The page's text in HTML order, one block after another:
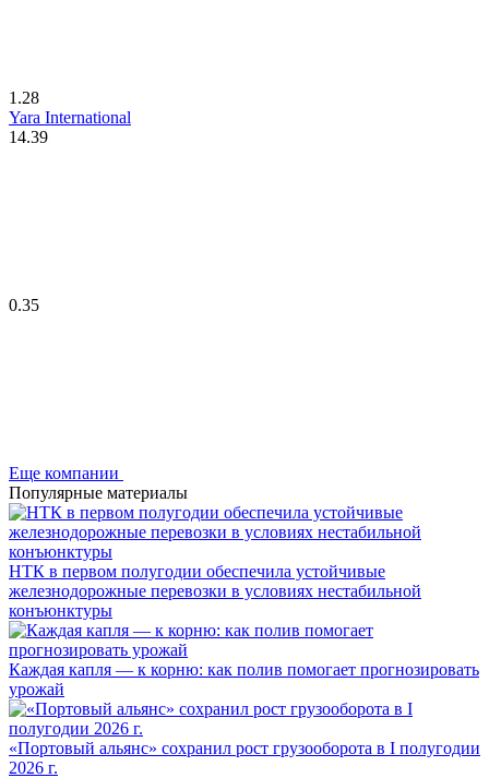
1.28
Yara International
14.39
0.35
Еще компании
Популярные материалы
НТК в первом полугодии обеспечила устойчивые
железнодорожные перевозки в условиях нестабильной
конъюнктуры
Каждая капля — к корню: как полив помогает прогнозировать
урожай
«Портовый альянс» сохранил рост грузооборота в I полугодии
2026 г.